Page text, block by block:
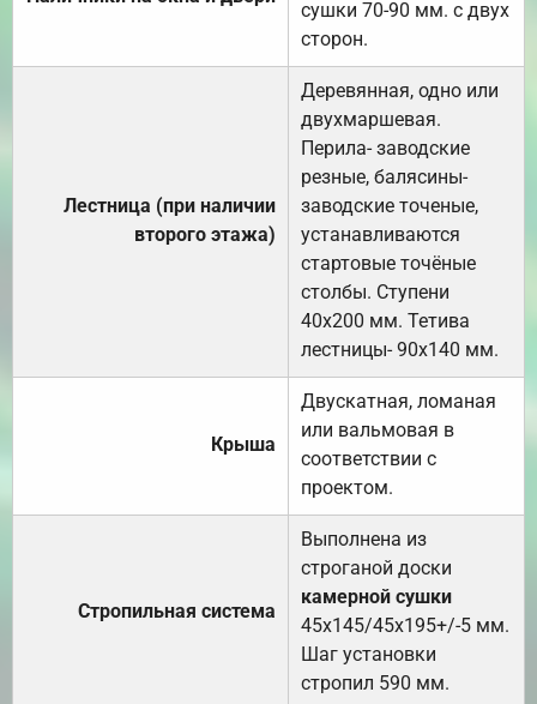
сушки 70-90 мм. с двух
сторон.
Лестница (при наличии
второго этажа)
Деревянная, одно или
двухмаршевая.
Перила- заводские
резные, балясины-
заводские точеные,
устанавливаются
стартовые точёные
столбы. Ступени
40х200 мм. Тетива
лестницы- 90х140 мм.
Крыша
Двускатная, ломаная
или вальмовая в
соответствии с
проектом.
Стропильная система
Выполнена из
строганой доски
камерной сушки
45х145/45х195+/-5 мм.
Шаг установки
стропил 590 мм.